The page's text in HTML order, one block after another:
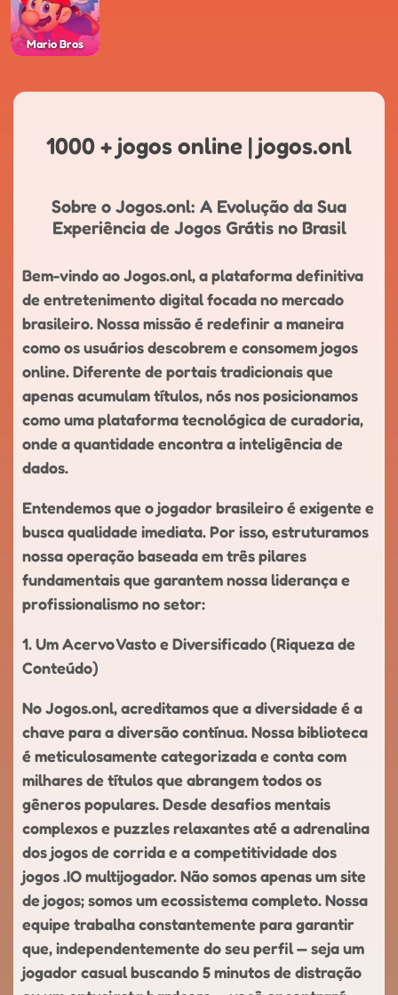
Mario Bros
1000 + jogos online | jogos.onl
Sobre o Jogos.onl: A Evolução da Sua
Experiência de Jogos Grátis no Brasil
Bem-vindo ao Jogos.onl, a plataforma definitiva
de entretenimento digital focada no mercado
brasileiro. Nossa missão é redefinir a maneira
como os usuários descobrem e consomem jogos
online. Diferente de portais tradicionais que
apenas acumulam títulos, nós nos posicionamos
como uma plataforma tecnológica de curadoria,
onde a quantidade encontra a inteligência de
dados.
Entendemos que o jogador brasileiro é exigente e
busca qualidade imediata. Por isso, estruturamos
nossa operação baseada em três pilares
fundamentais que garantem nossa liderança e
profissionalismo no setor:
1. Um Acervo Vasto e Diversificado (Riqueza de
Conteúdo)
No Jogos.onl, acreditamos que a diversidade é a
chave para a diversão contínua. Nossa biblioteca
é meticulosamente categorizada e conta com
milhares de títulos que abrangem todos os
gêneros populares. Desde desafios mentais
complexos e puzzles relaxantes até a adrenalina
dos jogos de corrida e a competitividade dos
jogos .IO multijogador. Não somos apenas um site
de jogos; somos um ecossistema completo. Nossa
equipe trabalha constantemente para garantir
que, independentemente do seu perfil — seja um
jogador casual buscando 5 minutos de distração